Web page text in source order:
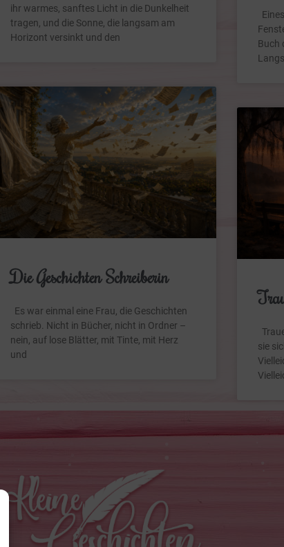
ihr warmes, sanftes Licht in die Dunkelheit
tragen, und die Sonne, die langsam am
Horizont versinkt und den
Buch
Die Geschichten Schreiberin
Es war einmal eine Frau, die Geschichten
schrieb. Nicht in Bücher, nicht in Ordner –
nein, auf lose Blätter, mit Tinte, mit Herz
und
sie